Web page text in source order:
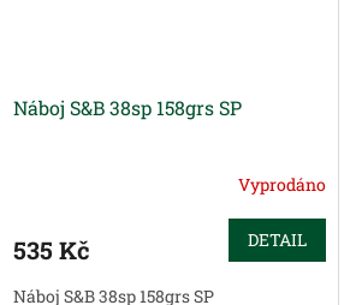
Náboj S&B 38sp 158grs SP
Vyprodáno
535 Kč DETAIL
Náboj S&B 38sp 158grs SP